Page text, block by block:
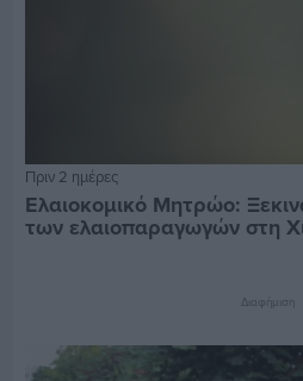
Πριν 2 ημέρες
Ελαιοκομικό Μητρώο:
των ελαιοπαραγωγών στη
Διαφήμιση